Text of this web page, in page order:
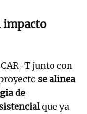
impacto
CAR-T junto con
se alinea
de
que ya